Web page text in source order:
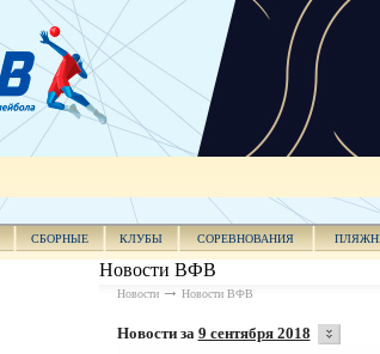
СБОРНЫЕ КЛУБЫ СОРЕВНОВАНИЯ
Новости ВФВ
Новости Новости ВФВ
Новости за 9 сентября 2018